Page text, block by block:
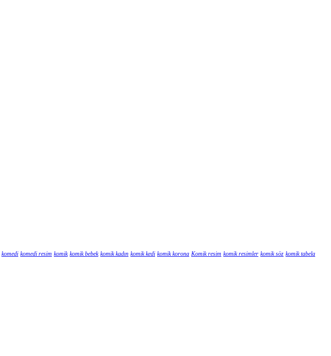
komedi komedi resim komik komik bebek komik kadın komik kedi komik korona Komik resim komik resimler komik söz komik tabela